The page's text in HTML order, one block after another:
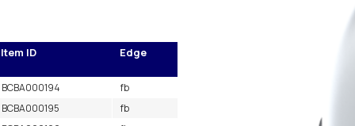
Item ID Edge
BCBA000194
fb
BCBA000195
fb